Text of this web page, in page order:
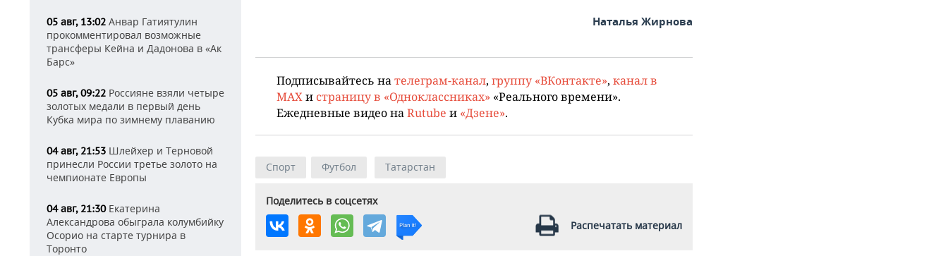
05 авг, 13:02 Анвар Гатиятулин
прокомментировал возможные
трансферы Кейна и Дадонова в «Ак
Барс»
05 авг, 09:22 Россияне взяли четыре
золотых медали в первый день
Кубка мира по зимнему плаванию
04 авг, 21:53 Шлейхер и Терновой
принесли России третье золото на
чемпионате Европы
04 авг, 21:30Екатерина
Александрова обыграла колумбийку
Осорио на старте турнира в
Торонто
Наталья Жирнова
Подписывайтесь на телеграм-канал, группу «ВКонтакте», канал в
MAX и страницу в «Одноклассниках» «Реального времени».
Ежедневные видео на Rutube и «Дзене».
Спорт Футбол Татарстан
Поделитесь в соцсетях
Распечатать материал